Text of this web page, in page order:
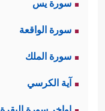
سورة يس
سورة الواقعة
سورة الملك
آية الكرسي